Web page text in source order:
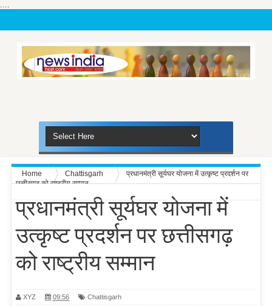
....
Home Chattisgarh
प्रधानमंत्री सूर्यघर योजना में उत्कृष्ट प्रदर्शन पर
छत्तीसगढ़ को राष्ट्रीय सम्मान
प्रधानमंत्री सूर्यघर योजना में
उत्कृष्ट प्रदर्शन पर छत्तीसगढ़
को राष्ट्रीय सम्मान
XYZ 09:56 Chattisgarh